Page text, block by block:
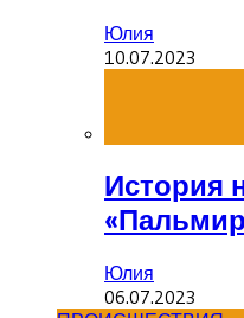
Юлия
10.07.2023
История
Юлия
06.07.2023